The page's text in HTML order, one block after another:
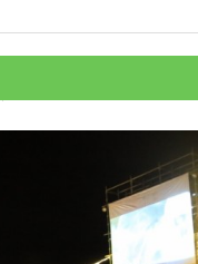
Cafe&Furniture
コーヒーとパスタ チコ